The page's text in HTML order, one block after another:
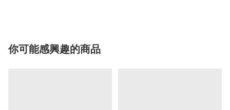
你可能感興趣的商品